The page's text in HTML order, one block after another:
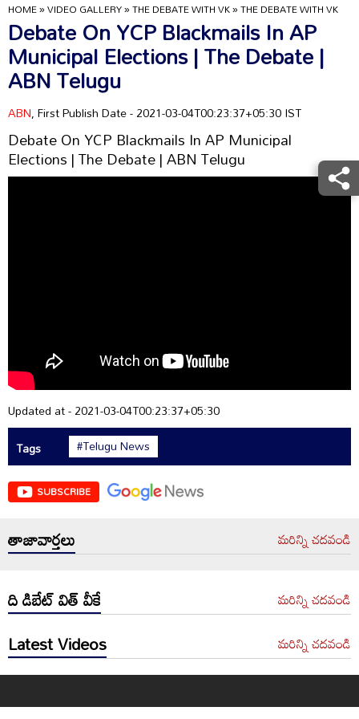
HOME»VIDEO GALLERY»THE DEBATE WITH VK»THE DEBATE WITH VK
Debate On YCP Blackmails In AP
Municipal Elections | The Debate |
ABN Telugu
ABN, First Publish Date - 2021-03-04T00:23:37+05:30 IST
Debate On YCP Blackmails In AP Municipal
Elections | The Debate | ABN Telugu
Updated at - 2021-03-04T00:23:37+05:30
Tags
#Telugu News
SUBSCRIBE
తాజావార్తలు మరిన్ని చదవండి
ది డిబేట్ విత్ వీకే మరిన్ని చదవండి
Latest Videos మరిన్ని చదవండి